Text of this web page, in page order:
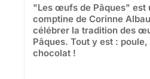
"Les œufs de Pâques" est
comptine de Corinne
célébrer la tradition des
Pâques. Tout y est :
chocolat !